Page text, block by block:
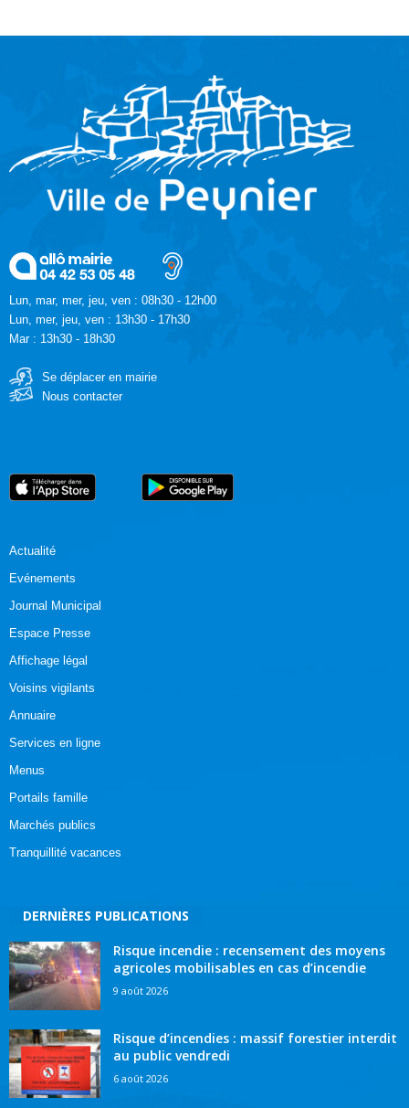
Lun, mar, mer, jeu, ven : 08h30 - 12h00
Lun, mer, jeu, ven : 13h30 - 17h30
Mar : 13h30 - 18h30
Se déplacer en mairie
Nous contacter
Actualité
Evénements
Journal Municipal
Espace Presse
Affichage légal
Voisins vigilants
Annuaire
Services en ligne
Menus
Portails famille
Marchés publics
Tranquillité vacances
DERNIÈRES PUBLICATIONS
Risque incendie : recensement des moyens
agricoles mobilisables en cas d’incendie
9 août 2026
Risque d’incendies : massif forestier interdit
au public vendredi
6 août 2026